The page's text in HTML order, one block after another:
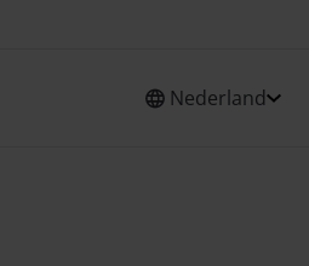
Nederland